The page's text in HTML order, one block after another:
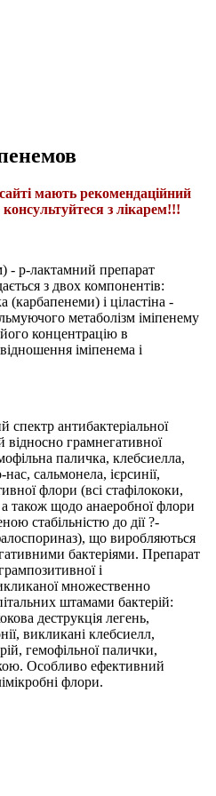
мають рекомендаційний
з лікарем!!!
- р-лактамний препарат
з двох компонентів:
(карбапенеми) і ціластіна -
метаболізм іміпенему
концентрацію в
іміпенема і
антибактеріальної
відносно грамнегативної
паличка, клебсиелла,
сальмонела, ієрсинії,
флори (всі стафілококи,
також щодо анаеробної флори
стабільністю до дії ?-
що виробляються
бактеріями. Препарат
і
множественно
штамами бактерій:
деструкція легень,
викликані клебсиелл,
гемофільної палички,
Особливо ефективний
флори.